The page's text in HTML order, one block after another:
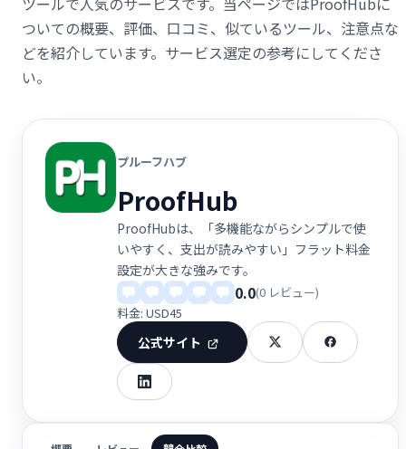
ついての概要、評価、口コミ、似ているツール、注意点な
どを紹介しています。サービス選定の参考にしてくださ
い。
プルーフハブ
ProofHub
ProofHubは、「多機能ながらシンプルで使
いやすく、支出が読みやすい」フラット料金
設定が大きな強みです。
0.0(0 レビュー)
料金: USD45
公式サイト